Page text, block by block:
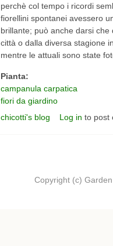
perchè col tempo i ricordi
fiorellini spontanei avessero
brillante; può anche darsi
città o dalla diversa stagione
mentre le attuali sono state
Pianta:
campanula carpatica
fiori da giardino
chicotti's blog
Log in to post
Copyright (c)